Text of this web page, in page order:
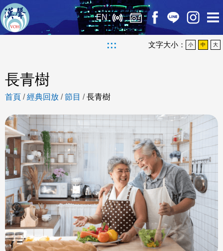
EN
::: 文字大小： 小 中 大
長青樹
首頁 /經典回放 /節目 /長青樹